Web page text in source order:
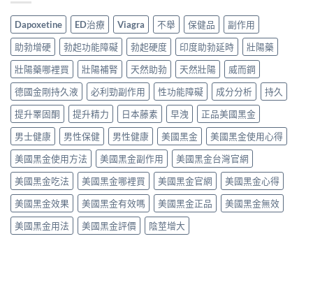
Dapoxetine ED治療 Viagra 不舉 保健品
副作用
助勃增硬
勃起功能障礙 勃起硬度 印度助勃延時
壯陽藥
壯陽藥哪裡買
壯陽補腎 天然助勃 天然壯陽
威而鋼
德國金剛持久液
必利勁副作用 性功能障礙 成分分析
持久
提升睪固酮
提升精力 日本藤素 早洩
正品美國黑金
男士健康
男性保健 男性健康 美國黑金
美國黑金使用心得
美國黑金使用方法
美國黑金副作用
美國黑金台灣官網
美國黑金吃法
美國黑金哪裡買 美國黑金官網
美國黑金心得
美國黑金效果
美國黑金有效嗎 美國黑金正品
美國黑金無效
美國黑金用法
美國黑金評價 陰莖增大